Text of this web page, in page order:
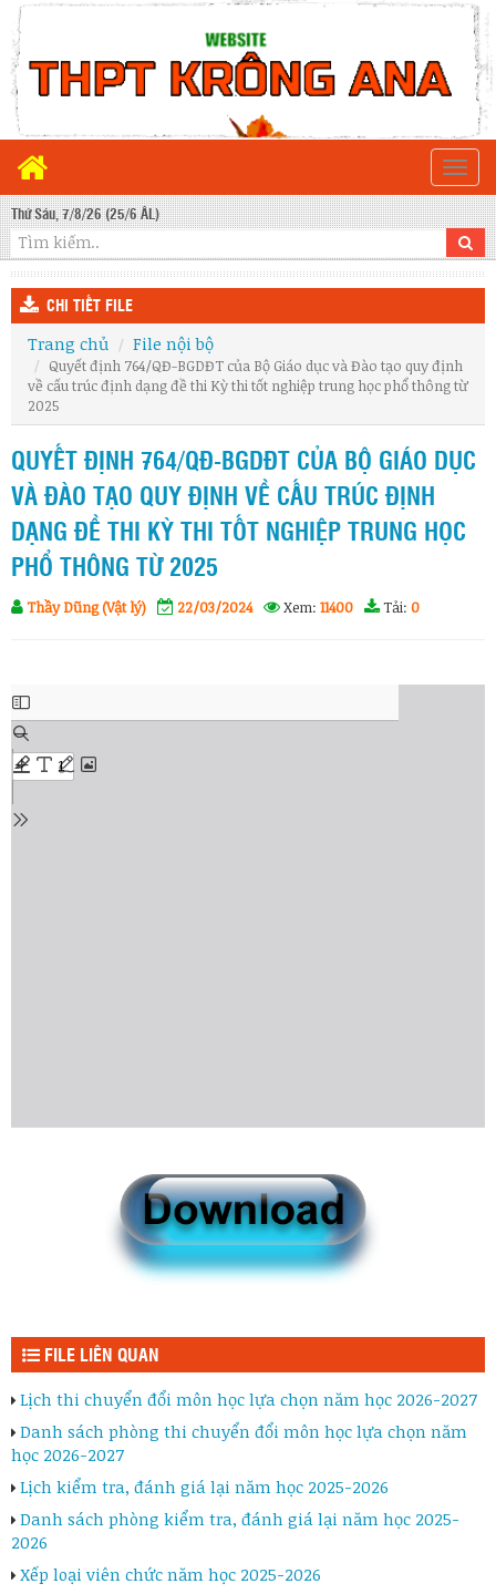
Thứ Sáu, 7/8/26 (25/6 ÂL)
CHI TIẾT FILE
Trang chủ File nội bộ
Quyết định 764/QĐ-BGDĐT của Bộ Giáo dục và Đào tạo quy định
về cấu trúc định dạng đề thi Kỳ thi tốt nghiệp trung học phổ thông từ
2025
QUYẾT ĐỊNH 764/QĐ-BGDĐT CỦA BỘ GIÁO DỤC
VÀ ĐÀO TẠO QUY ĐỊNH VỀ CẤU TRÚC ĐỊNH
DẠNG ĐỀ THI KỲ THI TỐT NGHIỆP TRUNG HỌC
PHỔ THÔNG TỪ 2025
Thầy Dũng (Vật lý) 22/03/2024 Xem: 11400 Tải: 0
FILE LIÊN QUAN
Lịch thi chuyển đổi môn học lựa chọn năm học 2026-2027
Danh sách phòng thi chuyển đổi môn học lựa chọn năm
học 2026-2027
Lịch kiểm tra, đánh giá lại năm học 2025-2026
Danh sách phòng kiểm tra, đánh giá lại năm học 2025-
2026
Xếp loại viên chức năm học 2025-2026